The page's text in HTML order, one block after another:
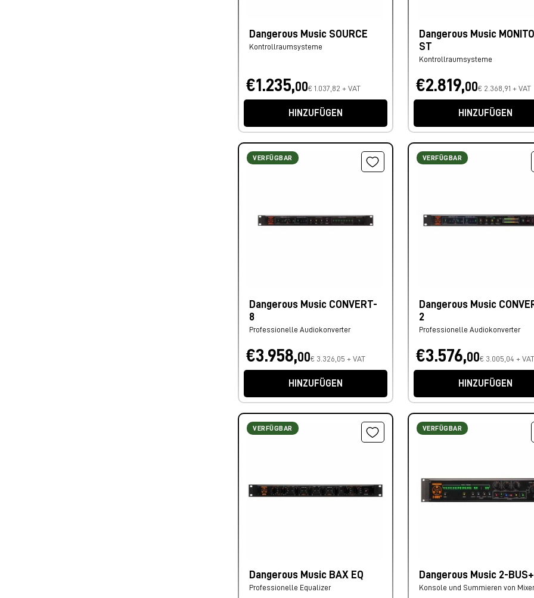
Dangerous Music SOURCE
Kontrollraumsysteme
€1.235,00€ 1.037,82 + VAT
HINZUFÜGEN
Dangerous Music
ST
Kontrollraumsysteme
€2.819,00€ 2.368,91 + VAT
HINZUFÜGEN
VERFÜGBAR
Dangerous Music CONVERT-
8
Professionelle Audiokonverter
€3.958,00€ 3.326,05 + VAT
HINZUFÜGEN
VERFÜGBAR
Dangerous Music
2
Professionelle Audiokonverter
€3.576,00€ 3.005,04 + VAT
HINZUFÜGEN
VERFÜGBAR
Dangerous Music BAX EQ
Professionelle Equalizer
VERFÜGBAR
Dangerous Music 2-BUS+
Konsole und Summieren von